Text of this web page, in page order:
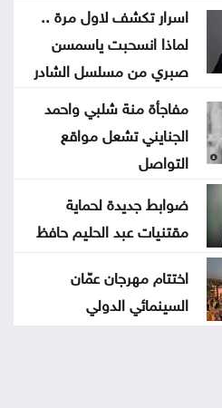
اسرار تكشف لاول مرة ..
لماذا انسحبت ياسمسن
صبري من مسلسل الشادر
مفاجأة منة شلبي واحمد
الجنايني تشعل مواقع
التواصل
ضوابط جديدة لحماية
مقتنيات عبد الحليم حافظ
اختتام مهرجان عمّان
السينمائي الدولي